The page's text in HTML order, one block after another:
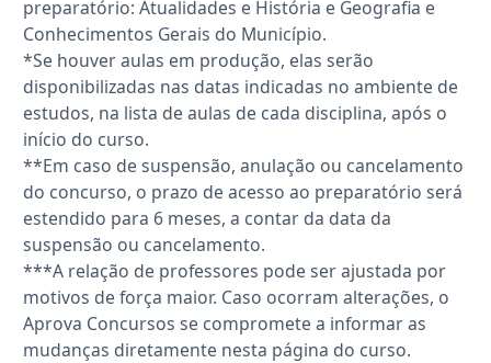
preparatório: Atualidades e História e Geografia e
Conhecimentos Gerais do Município.
*Se houver aulas em produção, elas serão
disponibilizadas nas datas indicadas no ambiente de
estudos, na lista de aulas de cada disciplina, após o
início do curso.
**Em caso de suspensão, anulação ou cancelamento
do concurso, o prazo de acesso ao preparatório será
estendido para 6 meses, a contar da data da
suspensão ou cancelamento.
***A relação de professores pode ser ajustada por
motivos de força maior. Caso ocorram alterações, o
Aprova Concursos se compromete a informar as
mudanças diretamente nesta página do curso.